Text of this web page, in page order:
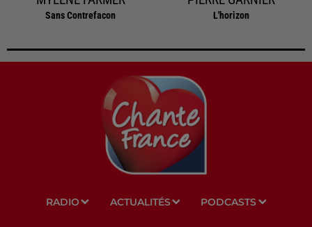
Sans Contrefacon L'horizon
RADIO ACTUALITÉS PODCASTS